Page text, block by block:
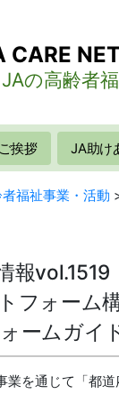
CARE
の高齢者
ご挨拶 JA助け
福祉事業・活動
報
フォーム
ームガイ
業を通じて「都